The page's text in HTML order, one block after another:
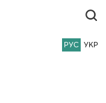
РУС УКР